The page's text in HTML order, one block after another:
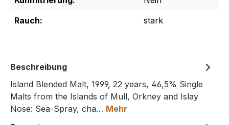
Rauch:
stark
Beschreibung
Island Blended Malt, 1999, 22 years, 46,5% Single
Malts from the Islands of Mull, Orkney and Islay
Nose: Sea-Spray, cha… Mehr